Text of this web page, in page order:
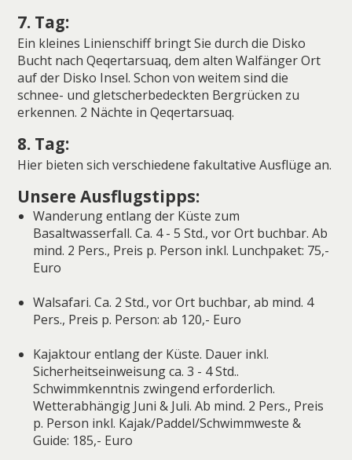
7. Tag:
Ein kleines Linienschiff bringt Sie durch die Disko
Bucht nach Qeqertarsuaq, dem alten Walfänger Ort
auf der Disko Insel. Schon von weitem sind die
schnee- und gletscherbedeckten Bergrücken zu
erkennen. 2 Nächte in Qeqertarsuaq.
8. Tag:
Hier bieten sich verschiedene fakultative Ausflüge an.
Unsere Ausflugstipps:
Wanderung entlang der Küste zum
Basaltwasserfall. Ca. 4 - 5 Std., vor Ort buchbar. Ab
mind. 2 Pers., Preis p. Person inkl. Lunchpaket: 75,-
Euro
Walsafari. Ca. 2 Std., vor Ort buchbar, ab mind. 4
Pers., Preis p. Person: ab 120,- Euro
Kajaktour entlang der Küste. Dauer inkl.
Sicherheitseinweisung ca. 3 - 4 Std..
Schwimmkenntnis zwingend erforderlich.
Wetterabhängig Juni & Juli. Ab mind. 2 Pers., Preis
p. Person inkl. Kajak/Paddel/Schwimmweste &
Guide: 185,- Euro